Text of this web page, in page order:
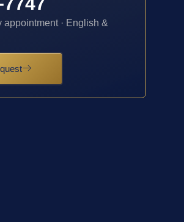
appointment · English &